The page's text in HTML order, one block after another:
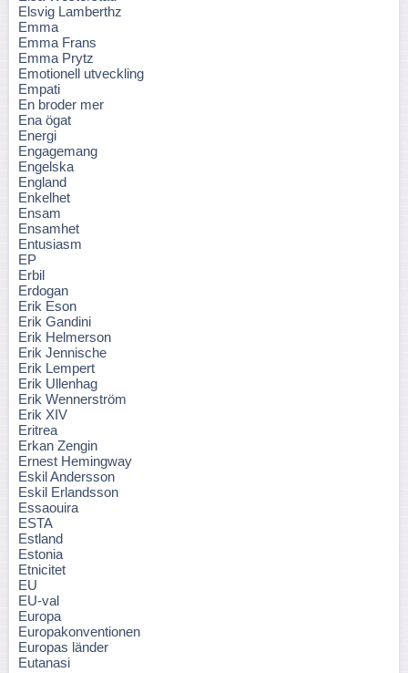
Elsvig Lamberthz
Emma
Emma Frans
Emma Prytz
Emotionell utveckling
Empati
En broder mer
Ena ögat
Energi
Engagemang
Engelska
England
Enkelhet
Ensam
Ensamhet
Entusiasm
EP
Erbil
Erdogan
Erik Eson
Erik Gandini
Erik Helmerson
Erik Jennische
Erik Lempert
Erik Ullenhag
Erik Wennerström
Erik XIV
Eritrea
Erkan Zengin
Ernest Hemingway
Eskil Andersson
Eskil Erlandsson
Essaouira
ESTA
Estland
Estonia
Etnicitet
EU
EU-val
Europa
Europakonventionen
Europas länder
Eutanasi